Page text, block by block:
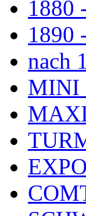
1880
1890
nach
MINI